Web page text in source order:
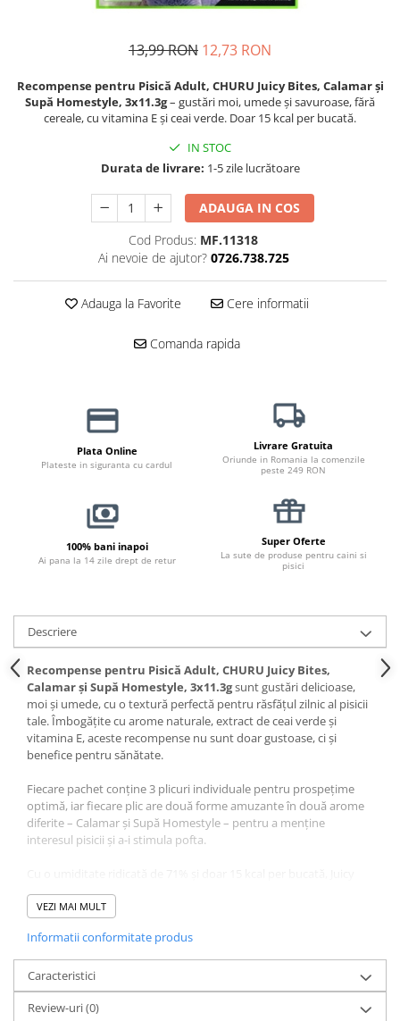
Antiparazitare Câini
Perii & Piepteni
Accesorii Câini
Castroane și Adapatori
Cuști și Genți
Zgărzi, Lese & Hamuri
Pisici
Hrană Uscată Pisică
Hrană Umedă Pisică
Pisică Adult
Diete Veterinare Pisică
Umedă
Pernuțe
Semi-umede
Proteice
Umede
Îngrijire Pisici
Așternut Igienic Pisici
Antiparazitare Pisici
Vitamine Pisici
Perii & Piepteni Pisici
Culcușuri & Saltele Pisici
Ansambluri Pisici
Castroane & Adapatori Pisici
Cuști & Genți Pisici
Litiere Pisici
Jucării Pisici
13,99 RON 12,73 RON
Recompense pentru Pisică Adult, CHURU Juicy Bites, Calamar și
Supă Homestyle, 3x11.3g– gustări moi, umede și savuroase, fără
cereale, cu vitamina E și ceai verde. Doar 15 kcal per bucată.
IN STOC
Durata de livrare: 1-5 zile lucrătoare
ADAUGA IN COS
Cod Produs: MF.11318
Ai nevoie de ajutor? 0726.738.725
Adauga la Favorite Cere informatii
Comanda rapida
Plata Online
Plateste in siguranta cu cardul
Livrare Gratuita
Oriunde in Romania la comenzile
peste 249 RON
100% bani inapoi
Ai pana la 14 zile drept de retur
Super Oferte
La sute de produse pentru caini si
pisici
Descriere
Recompense pentru Pisică Adult, CHURU Juicy Bites,
Calamar și Supă Homestyle, 3x11.3gsunt gustări delicioase,
moi și umede, cu o textură perfectă pentru răsfățul zilnic al pisicii
tale. Îmbogățite cu arome naturale, extract de ceai verde și
vitamina E, aceste recompense nu sunt doar gustoase, ci și
benefice pentru sănătate.
Fiecare pachet conține 3 plicuri individuale pentru prospețime
optimă, iar fiecare plic are două forme amuzante în două arome
diferite – Calamar și Supă Homestyle – pentru a menține
interesul pisicii și a-i stimula pofta.
Bites sunt ideale pentru hidratare și controlul greutății. Fără
cereale, conservanți sau coloranți artificiali – o alegere sigură și
Compoziție Recompense
pentru Pisică Adult, CHURU
VEZI MAI MULT
Informatii conformitate produs
Caracteristici
Review-uri(0)